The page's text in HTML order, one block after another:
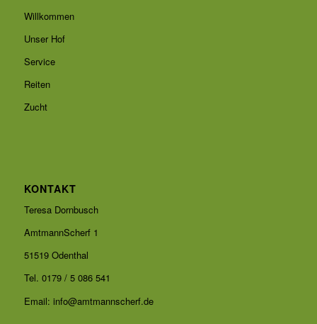
Willkommen
Unser Hof
Service
Reiten
Zucht
KONTAKT
Teresa Dornbusch
AmtmannScherf 1
51519 Odenthal
Tel. 0179 / 5 086 541
Email: info@amtmannscherf.de